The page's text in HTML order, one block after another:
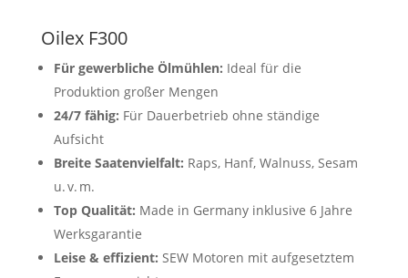
Oilex F300
Für gewerbliche Ölmühlen: Ideal für die
Produktion großer Mengen
24/7 fähig: Für Dauerbetrieb ohne ständige
Aufsicht
Breite Saatenvielfalt: Raps, Hanf, Walnuss, Sesam
u. v. m.
Top Qualität: Made in Germany inklusive 6 Jahre
Werksgarantie
Leise & effizient: SEW Motoren mit aufgesetztem